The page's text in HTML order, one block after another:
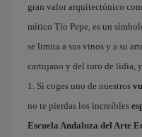
gran valor arquitectónico
mítico Tío Pepe, es un
se limita a sus vinos y a su
cartujano y del toro de lidia,
1. Si coges uno de nuestros
no te pierdas los increíbles
Escuela Andaluza del Arte